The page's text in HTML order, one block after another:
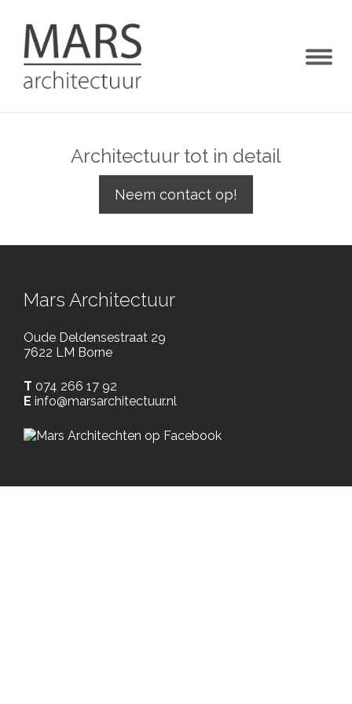
Architectuur tot in detail
Neem contact op!
Mars Architectuur
Oude Deldensestraat 29
7622 LM Borne
T 074 266 17 92
E info@marsarchitectuur.nl